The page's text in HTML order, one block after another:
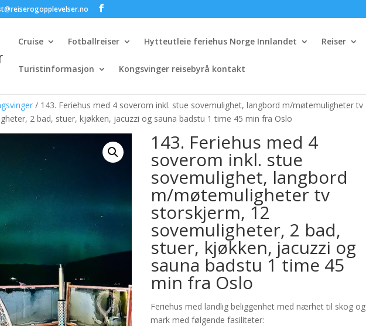
Cruise Fotballreiser Hytteutleie feriehus Norge Innlandet Reiser
Turistinformasjon Kongsvinger reisebyrå kontakt
/ 143. Feriehus med 4 soverom inkl. stue sovemulighet, langbord m/møtemuligheter tv
2 bad, stuer, kjøkken, jacuzzi og sauna badstu 1 time 45 min fra Oslo
143. Feriehus med 4
soverom inkl. stue
sovemulighet, langbord
m/møtemuligheter tv
storskjerm, 12
sovemuligheter, 2 bad,
stuer, kjøkken, jacuzzi og
sauna badstu 1 time 45
min fra Oslo
Feriehus med landlig beliggenhet med nærhet til skog og
mark med følgende fasiliteter: